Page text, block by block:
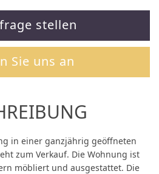
stellen
Sie uns an
in einer ganzjährig geöffneten
zum Verkauf. Die Wohnung ist
möbliert und ausgestattet. Die